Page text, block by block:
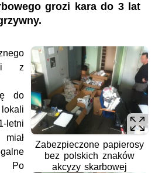
grozi kara do 3 lat
Zabezpieczone papierosy
bez polskich znaków
akcyzy skarbowej
z
do
letni
Po